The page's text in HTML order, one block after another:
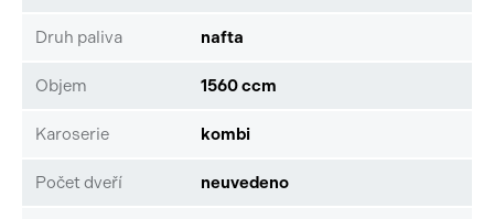
Druh paliva nafta
Objem 1560 ccm
Karoserie kombi
Počet dveří neuvedeno